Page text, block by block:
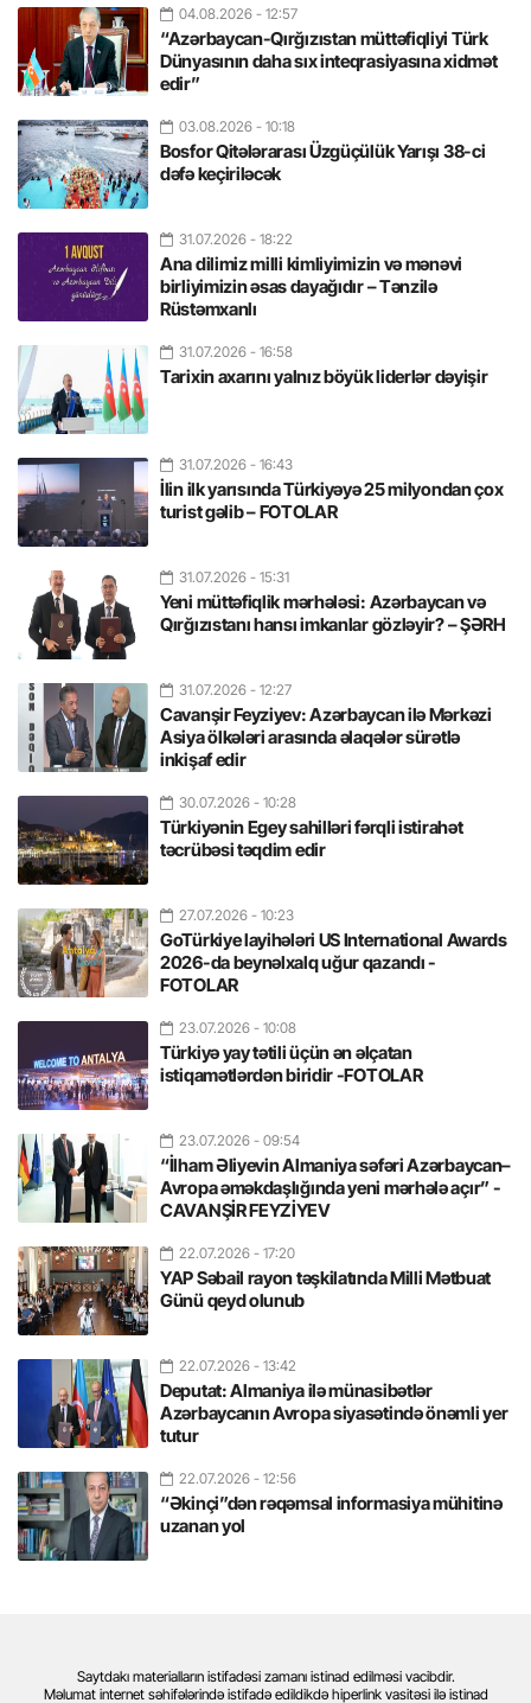
04.08.2026 - 12:57
“Azərbaycan-Qırğızıstan müttəfiqliyi Türk
Dünyasının daha sıx inteqrasiyasına xidmət
edir”
03.08.2026 - 10:18
Bosfor Qitələrarası Üzgüçülük Yarışı 38-ci
dəfə keçiriləcək
31.07.2026 - 18:22
Ana dilimiz milli kimliyimizin və mənəvi
birliyimizin əsas dayağıdır – Tənzilə
Rüstəmxanlı
31.07.2026 - 16:58
Tarixin axarını yalnız böyük liderlər dəyişir
31.07.2026 - 16:43
İlin ilk yarısında Türkiyəyə 25 milyondan çox
turist gəlib – FOTOLAR
31.07.2026 - 15:31
Yeni müttəfiqlik mərhələsi: Azərbaycan və
Qırğızıstanı hansı imkanlar gözləyir? – ŞƏRH
31.07.2026 - 12:27
Cavanşir Feyziyev: Azərbaycan ilə Mərkəzi
Asiya ölkələri arasında əlaqələr sürətlə
inkişaf edir
30.07.2026 - 10:28
Türkiyənin Egey sahilləri fərqli istirahət
təcrübəsi təqdim edir
27.07.2026 - 10:23
GoTürkiye layihələri US International Awards
2026-da beynəlxalq uğur qazandı -
FOTOLAR
23.07.2026 - 10:08
Türkiyə yay tətili üçün ən əlçatan
istiqamətlərdən biridir -FOTOLAR
23.07.2026 - 09:54
“İlham Əliyevin Almaniya səfəri Azərbaycan–
Avropa əməkdaşlığında yeni mərhələ açır” -
CAVANŞİR FEYZİYEV
22.07.2026 - 17:20
YAP Səbail rayon təşkilatında Milli Mətbuat
Günü qeyd olunub
22.07.2026 - 13:42
Deputat: Almaniya ilə münasibətlər
Azərbaycanın Avropa siyasətində önəmli yer
tutur
22.07.2026 - 12:56
“Əkinçi”dən rəqəmsal informasiya mühitinə
uzanan yol
Saytdakı materialların istifadəsi zamanı istinad edilməsi vacibdir.
Məlumat internet səhifələrində istifadə edildikdə hiperlink vasitəsi ilə istinad